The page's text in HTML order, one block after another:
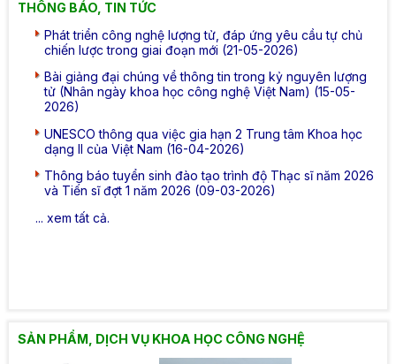
THÔNG BÁO, TIN TỨC
Phát triển công nghệ lượng tử, đáp ứng yêu cầu tự chủ
chiến lược trong giai đoạn mới (21-05-2026)
Bài giảng đại chúng về thông tin trong kỷ nguyên lượng
tử (Nhân ngày khoa học công nghệ Việt Nam) (15-05-
2026)
UNESCO thông qua việc gia hạn 2 Trung tâm Khoa học
dạng II của Việt Nam (16-04-2026)
Thông báo tuyển sinh đào tạo trình độ Thạc sĩ năm 2026
và Tiến sĩ đợt 1 năm 2026 (09-03-2026)
... xem tất cả.
SẢN PHẨM, DỊCH VỤ KHOA HỌC CÔNG NGHỆ